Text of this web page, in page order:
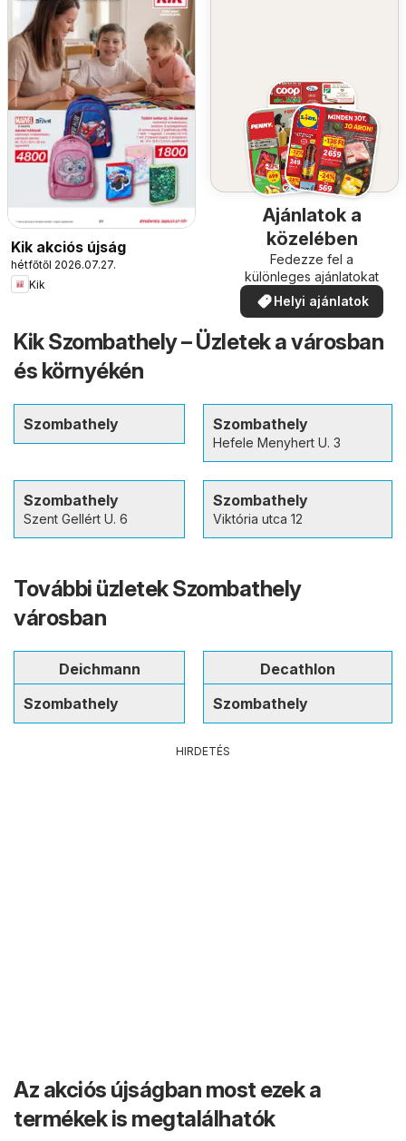
Kik akciós újság
hétfőtől 2026.07.27.
Kik
Ajánlatok a
közelében
Fedezze fel a
különleges ajánlatokat
Helyi ajánlatok
Kik Szombathely – Üzletek a városban
és környékén
Szombathely Szombathely
Hefele Menyhert U. 3
Szombathely
Szent Gellért U. 6
Szombathely
Viktória utca 12
További üzletek Szombathely
városban
Deichmann
Szombathely
Decathlon
Szombathely
HIRDETÉS
Az akciós újságban most ezek a
termékek is megtalálhatók